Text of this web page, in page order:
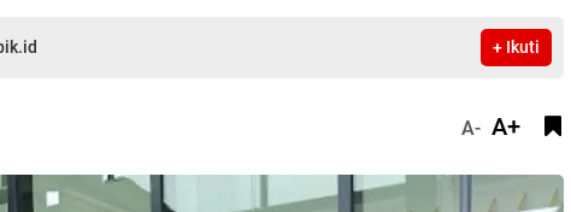
+ Ikuti
A- A+